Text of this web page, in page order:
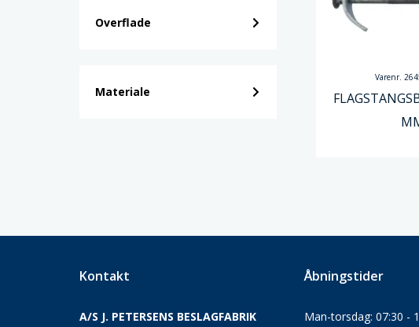
Overflade
Materiale
Varenr.
Kontakt
A/S J. PETERSENS BESLAGFABRIK
Åbningstider
Man-torsdag: 07:30 -